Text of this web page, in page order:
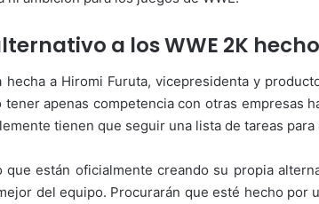
a los WWE 2K
hecha a Hiromi Furuta, vicepresidenta y
apenas competencia con otras empresas
tienen que seguir una lista de tareas
que están oficialmente creando su propia
del equipo. Procurarán que esté hecho